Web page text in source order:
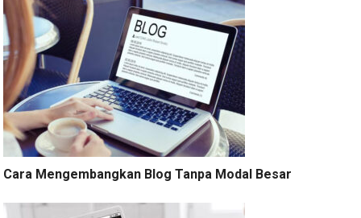
Cara Mengembangkan Blog Tanpa Modal Besar